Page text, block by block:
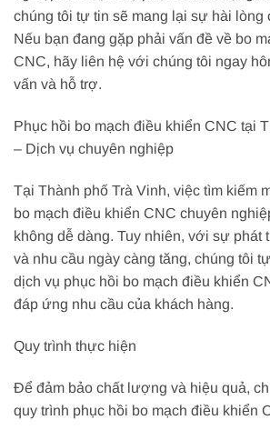
chúng tôi tự tin sẽ mang lại sự hài lòng
Nếu bạn đang gặp phải vấn đề về bo
CNC, hãy liên hệ với chúng tôi ngay
vấn và hỗ trợ.
Phục hồi bo mạch điều khiển CNC tại
– Dịch vụ chuyên nghiệp
Tại Thành phố Trà Vinh, việc tìm kiếm
bo mạch điều khiển CNC chuyên
không dễ dàng. Tuy nhiên, với sự phát
và nhu cầu ngày càng tăng, chúng tôi
dịch vụ phục hồi bo mạch điều khiển
đáp ứng nhu cầu của khách hàng.
Quy trình thực hiện
Để đảm bảo chất lượng và hiệu quả,
quy trình phục hồi bo mạch điều khiển